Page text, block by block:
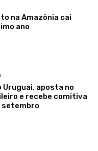
na Amazônia cai
ano
Uruguai, aposta no
e recebe comitiva
setembro